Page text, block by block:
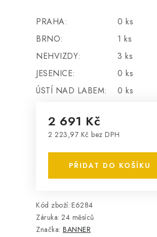
PRAHA:
0 ks
BRNO:
1 ks
NEHVIZDY:
3 ks
JESENICE:
0 ks
ÚSTÍ NAD LABEM:
0 ks
2 691 Kč
2 223,97 Kč bez DPH
PŘIDAT DO KOŠÍKU
Kód zboží: E6284
Záruka: 24 měsíců
Značka: BANNER